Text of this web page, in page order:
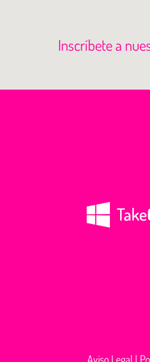
Inscríbete a
Aviso Legal |